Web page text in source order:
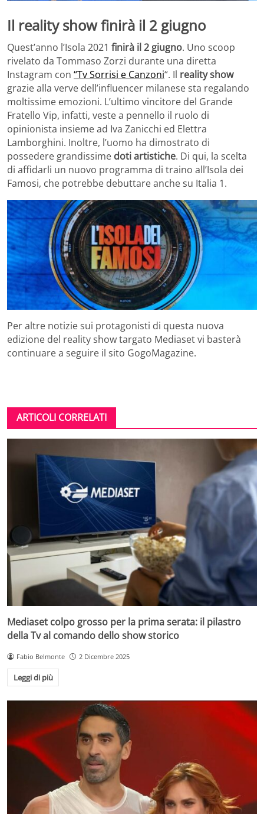
Il reality show finirà il 2 giugno
Quest’anno l’Isola 2021 finirà il 2 giugno. Uno scoop
rivelato da Tommaso Zorzi durante una diretta
Instagram con “Tv Sorrisi e Canzoni“. Il reality show
grazie alla verve dell’influencer milanese sta regalando
moltissime emozioni. L’ultimo vincitore del Grande
Fratello Vip, infatti, veste a pennello il ruolo di
opinionista insieme ad Iva Zanicchi ed Elettra
Lamborghini. Inoltre, l’uomo ha dimostrato di
possedere grandissime doti artistiche. Di qui, la scelta
di affidarli un nuovo programma di traino all’Isola dei
Famosi, che potrebbe debuttare anche su Italia 1.
Per altre notizie sui protagonisti di questa nuova
edizione del reality show targato Mediaset vi basterà
continuare a seguire il sito GogoMagazine.
ARTICOLI CORRELATI
Mediaset colpo grosso per la prima serata: il pilastro
della Tv al comando dello show storico
Fabio Belmonte 2 Dicembre 2025
Leggi di più